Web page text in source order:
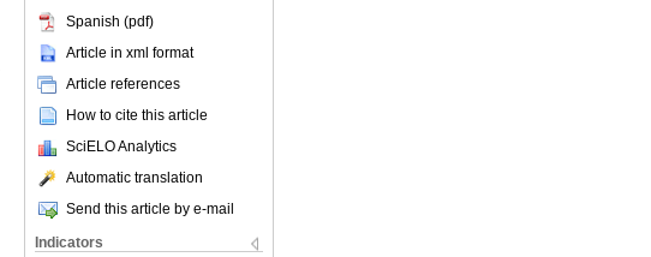
Spanish (pdf)
Article in xml format
Article references
How to cite this article
SciELO Analytics
Automatic translation
Send this article by e-mail
Indicators